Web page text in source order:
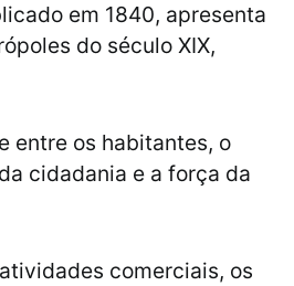
em 1840, apresenta
do século XIX,
entre os habitantes, o
cidadania e a força da
comerciais, os